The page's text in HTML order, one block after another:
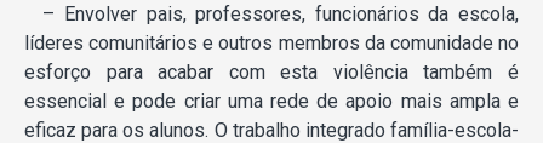
– Envolver pais, professores, funcionários da escola,
líderes comunitários e outros membros da comunidade no
esforço para acabar com esta violência também é
essencial e pode criar uma rede de apoio mais ampla e
eficaz para os alunos. O trabalho integrado família-escola-